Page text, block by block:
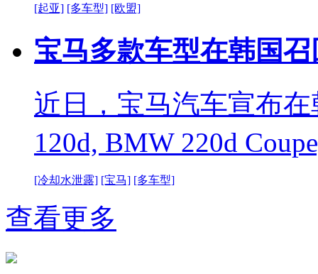
[起亚] [多车型] [欧盟]
宝马多款车型在韩国召
近日，宝马汽车宣布
120d, BMW 220d
[冷却水泄露] [宝马] [多车型]
查看更多